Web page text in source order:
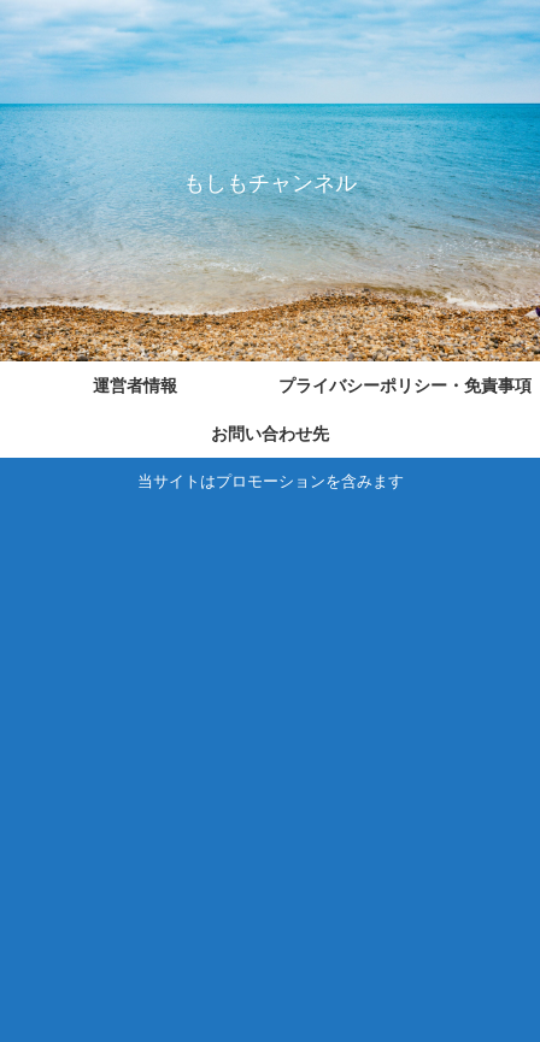
もしもチャンネル
運営者情報 プライバシーポリシー・免責事項
お問い合わせ先
当サイトはプロモーションを含みます